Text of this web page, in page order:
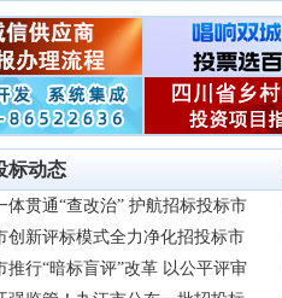
玉松园林工程有限公司
亿方数据信息有限公司
狄耐德智能科技有限公司
万家欢商贸有限公司
瑛炜诚达科技有限公司
骅科技有限公司
省长发防腐工程有限公司
达融合供应链管理有限责任公司
思成建设集团有限公司
省众诚瀚蓝科技有限公司
投资控股集团有限公司贸易分公司
布克文化发展有限公司
明川联合会计师事务所（普通合伙）
锦招标代理有限公司
中坚环境监测服务有限公司
顺环卫服务有限公司
市知和服饰有限公司
蜀沁汇通能源有限公司
市恒固恒建设工程有限公司
巨安地晟能源化工有限公司
标动态
体贯通“查改治” 护航招标投标市
健康发展
创新评标模式全力净化招投标市
推行“暗标盲评”改革 以公平评审